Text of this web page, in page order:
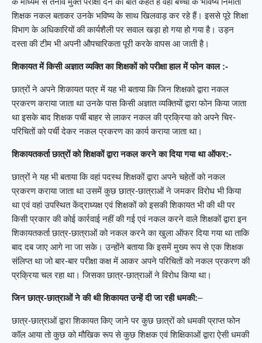
शिक्षक नकल बताकर उनके भविष्य के साथ खिलवाड़ कर रहे हैं। इससे पूरे शिक्षा
विभाग के अधिकारियों की कार्यशैली पर सवाल खड़ा हो गया हो गया है। उड़न
दस्ता की टीम भी अपनी औपचारिकता पूरी करके वापस आ जाती है।
शिकायत में किसी अज्ञात व्यक्ति का शिक्षकों को परीक्षा हाल में फोन काल :-
छात्रों ने अपने शिकायत पत्र में यह भी बताया कि जिन शिक्षको द्वारा नकल
प्रकरण कराया जाता था उनके पास किसी अज्ञात व्यक्तियों द्वारा फोन किया जाता
था इसके बाद शिक्षक पर्ची बाहर से लाकर नकल की प्रक्रिया को अपने चिर-
परिचितों को पर्ची देकर नकल प्रकरण का कार्य कराया जाता था।
शिकायतकर्ता छात्रों को शिक्षकों द्वारा नकल करने का दिया गया था ऑफर:-
छात्रों ने यह भी बताया कि वहां पदस्थ शिक्षकों द्वारा अपने चहेतों को नकल
प्रकरण कराया जाता था उसमें कुछ छात्र-छात्राओं ने जमकर विरोध भी किया
था एवं वहां उपस्थित केंद्राध्यक्ष एवं शिक्षकों को इसकी शिकायत भी की थी पर
किसी प्रकार की कोई कार्रवाई नहीं की गई एवं नकल करने वाले शिक्षकों द्वारा इन
शिकायतकर्ता छात्र-छात्राओं को नकल करने का खुला ऑफर दिया गया था ताकि
बाद दब जाए आगे ना जा सके। उन्होंने बताया कि इसमें मुख्य रूप से एक शिक्षक
संलिप्त था जो बार-बार परीक्षा कक्ष में आकर अपने परिचितों को नकल प्रकरण की
प्रक्रिया चल रहा था। जिसका छात्र-छात्राओं ने विरोध किया था।
जिन छात्र-छात्राओं ने की थी शिकायत उन्हें दी जा रही धमकी:–
छात्र-छात्राओं द्वारा शिकायत किए जाने पर कुछ छात्रों को धमकी प्राप्त फोन
कॉल आया तो कुछ को मौखिक रूप से कुछ शिक्षक एवं शिक्षिकाओं द्वारा ऐसी धमकी